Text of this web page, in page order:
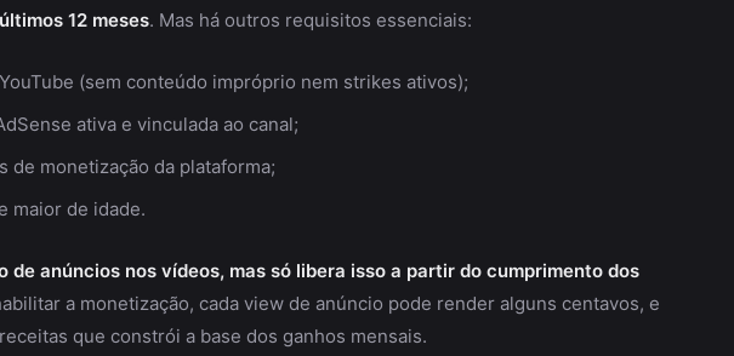
12 meses. Mas há outros requisitos essenciais:
(sem conteúdo impróprio nem strikes ativos);
ativa e vinculada ao canal;
de monetização da plataforma;
maior de idade.
de anúncios nos vídeos, mas só libera isso a partir do cumprimento dos
a monetização, cada view de anúncio pode render alguns centavos, e
que constrói a base dos ganhos mensais.